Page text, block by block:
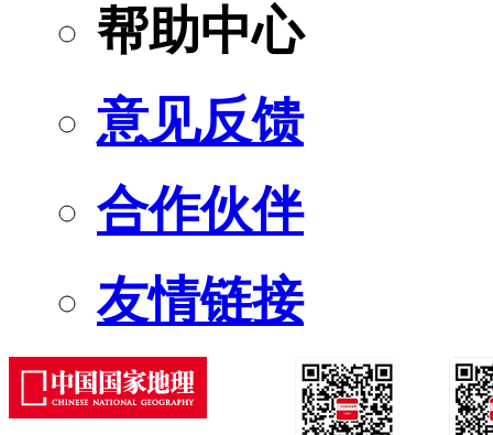
帮助中心
意见反馈
合作伙伴
友情链接